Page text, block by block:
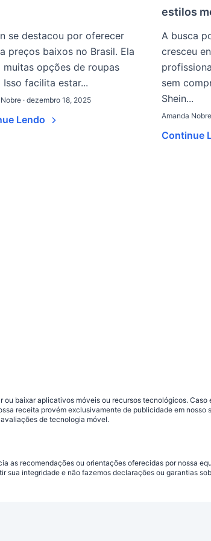
se destacou por oferecer
preços baixos no Brasil. Ela
muitas opções de roupas
Isso facilita estar...
· dezembro 18, 2025
Lendo
estilos
A busca
cresceu
sem
Shein...
Amanda
Continue
baixar aplicativos móveis ou recursos tecnológicos.
receita provém exclusivamente de publicidade em
de tecnologia móvel.
as recomendações ou orientações oferecidas por nossa
sua integridade e não fazemos declarações ou garantias